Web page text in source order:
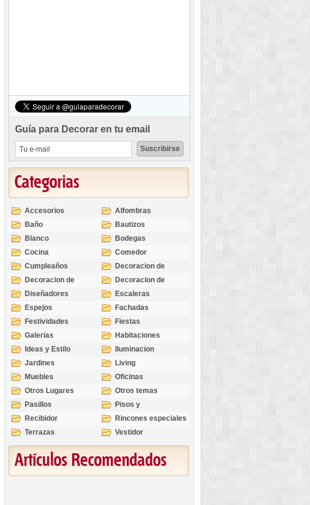
Guía para Decorar en tu email
Categorias
Accesorios
Alfombras
Baño
Bautizos
Blanco
Bodegas
Cocina
Comedor
Cumpleaños
Decoracion de
Exteriores
Decoracion de
Interiores
Decoracion de
Ocasiones
Diseñadores
Escaleras
Espejos
Fachadas
Festividades
Fiestas
Galerias
Habitaciones
Ideas y Estilo
Iluminacion
Jardines
Living
Muebles
Oficinas
Otros Lugares
Otros temas
Pasillos
Pisos y
revestimientos
Recibidor
Rincones especiales
Terrazas
Vestidor
Artículos Recomendados